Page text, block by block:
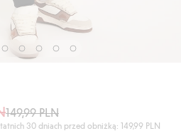
149,99 PLN
30 dniach przed obniżką: 149,99 PLN